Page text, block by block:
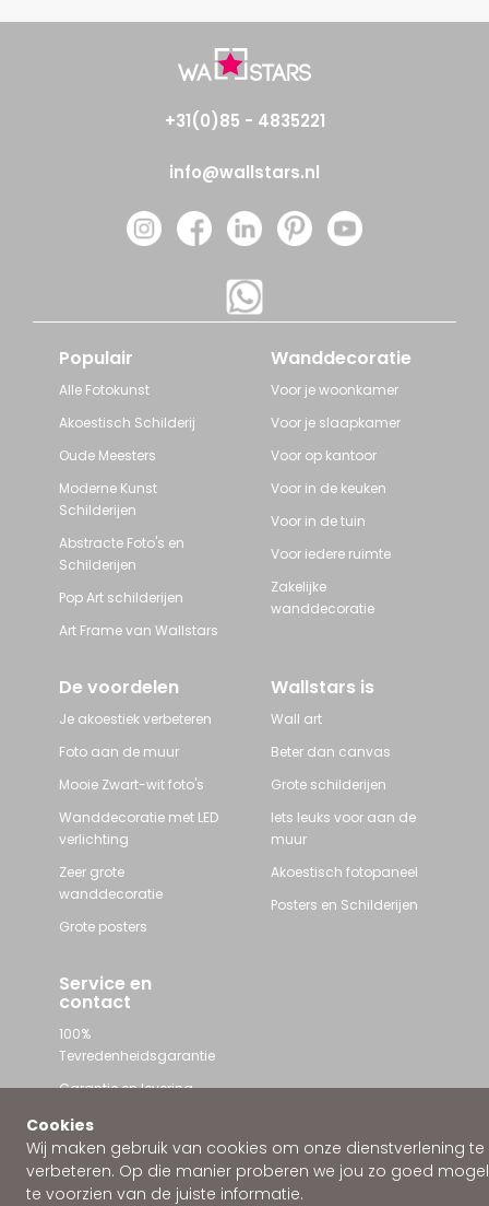
Cookies
Wij maken gebruik van cookies om onze dienstverlening te
verbeteren. Op die manier proberen we jou zo goed
te voorzien van de juiste informatie.
+31(0)85 - 4835221
info@wallstars.nl
Populair
Alle Fotokunst
Akoestisch Schilderij
Oude Meesters
Moderne Kunst
Schilderijen
Abstracte Foto's en
Schilderijen
Pop Art schilderijen
Art Frame van Wallstars
Wanddecoratie
Voor je woonkamer
Voor je slaapkamer
Voor op kantoor
Voor in de keuken
Voor in de tuin
Voor iedere ruimte
Zakelijke
wanddecoratie
De voordelen
Je akoestiek verbeteren
Foto aan de muur
Mooie Zwart-wit foto's
Wanddecoratie met LED
verlichting
Zeer grote
wanddecoratie
Grote posters
Wallstars is
Wall art
Beter dan canvas
Grote schilderijen
Iets leuks voor aan de
muur
Akoestisch fotopaneel
Posters en Schilderijen
Service en
contact
100%
Tevredenheidsgarantie
Garantie en levering
Contact met Wallstars
WhatsApp ons